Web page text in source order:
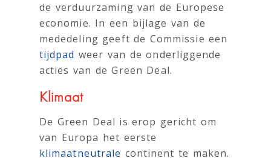
de verduurzaming van de Europese
economie. In een bijlage van de
mededeling geeft de Commissie een
tijdpad weer van de onderliggende
acties van de Green Deal.
Klimaat
De Green Deal is erop gericht om
van Europa het eerste
klimaatneutrale continent te maken.